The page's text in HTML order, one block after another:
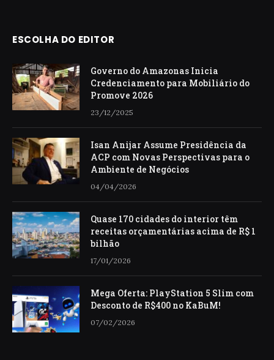
ESCOLHA DO EDITOR
Governo do Amazonas Inicia
Credenciamento para Mobiliário do
Promove 2026
23/12/2025
Isan Anijar Assume Presidência da
ACP com Novas Perspectivas para o
Ambiente de Negócios
04/04/2026
Quase 170 cidades do interior têm
receitas orçamentárias acima de R$ 1
bilhão
17/01/2026
Mega Oferta: PlayStation 5 Slim com
Desconto de R$400 no KaBuM!
07/02/2026